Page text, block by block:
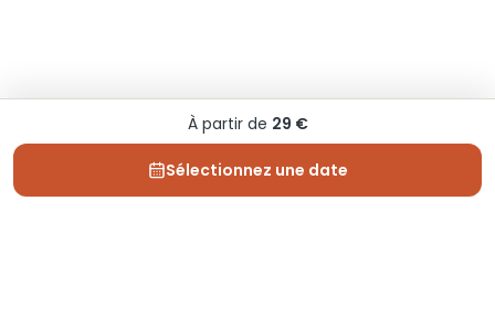
À partir de 29 €
Sélectionnez une date